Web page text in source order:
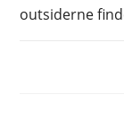
outsiderne